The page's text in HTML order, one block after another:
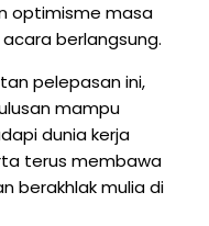
optimisme masa
berlangsung.
pelepasan ini,
mampu
dunia kerja
terus membawa
berakhlak mulia di